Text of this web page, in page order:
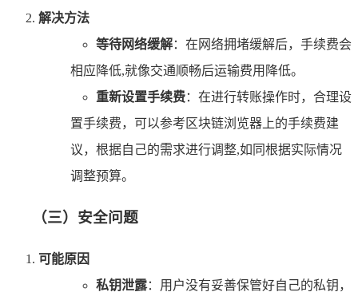
解决方法
等待网络缓解：在网络拥堵缓解后，手续费会
相应降低,就像交通顺畅后运输费用降低。
重新设置手续费：在进行转账操作时，合理设
置手续费，可以参考区块链浏览器上的手续费建
议，根据自己的需求进行调整,如同根据实际情况
调整预算。
（三）安全问题
可能原因
私钥泄露：用户没有妥善保管好自己的私钥，